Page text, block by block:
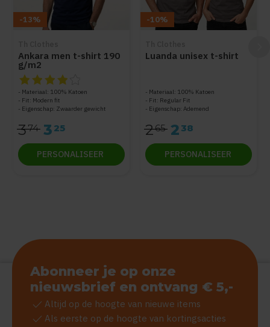
-13%
Ankara men t-shirt 190
g/m2
De beoordeling van dit product is
Materiaal: 100% Katoen
Fit: Modern fit
Eigenschap: Zwaarder gewicht
374 3 25
PERSONALISEER
-10%
Luanda unisex t-shirt
Materiaal: 100% Katoen
Fit: Regular Fit
Eigenschap: Ademend
265 2 38
PERSONALISEER
Abonneer je op onze
nieuwsbrief en ontvang € 5,-
check Altijd op de hoogte van nieuwe items
check Als eerste op de hoogte van kortingsacties